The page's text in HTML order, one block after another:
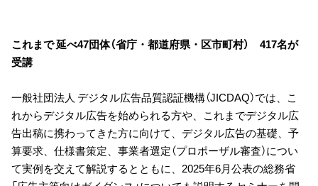
これまで 延べ47団体（省庁・都道府県・区市町村） 417名が
受講
一般社団法人 デジタル広告品質認証機構（JICDAQ）では、こ
れからデジタル広告を始められる方や、これまでデジタル広
告出稿に携わってきた方に向けて、デジタル広告の基礎、予
算要求、仕様書策定、事業者選定（プロポーザル審査）につい
て実例を交えて解説するとともに、2025年6月公表の総務省